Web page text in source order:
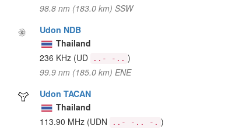
98.8 nm (183.0 km) SSW
Udon NDB
Thailand
236 KHz (UD ..- -.. )
99.9 nm (185.0 km) ENE
Udon TACAN
Thailand
113.90 MHz (UDN ..- -.. -. )